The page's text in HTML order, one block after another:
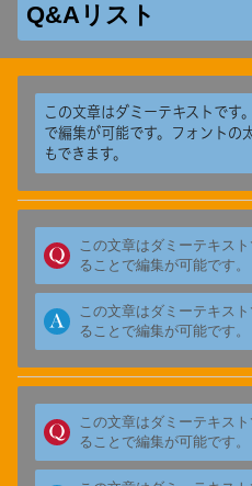
Q&Aリスト
この文章はダミーテキストです
で編集が可能です。フォントの
もできます。
この文章はダミーテキス
ることで編集が可能です。
この文章はダミーテキス
ることで編集が可能です。
この文章はダミーテキス
ることで編集が可能です。